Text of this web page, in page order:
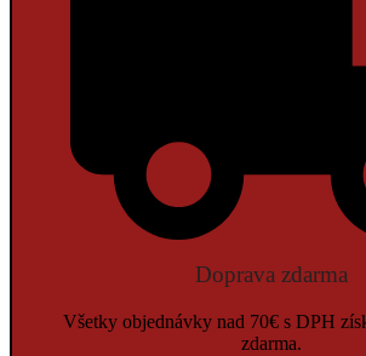
Doprava zdarma
Všetky objednávky nad 70€ s DPH
zdarma.